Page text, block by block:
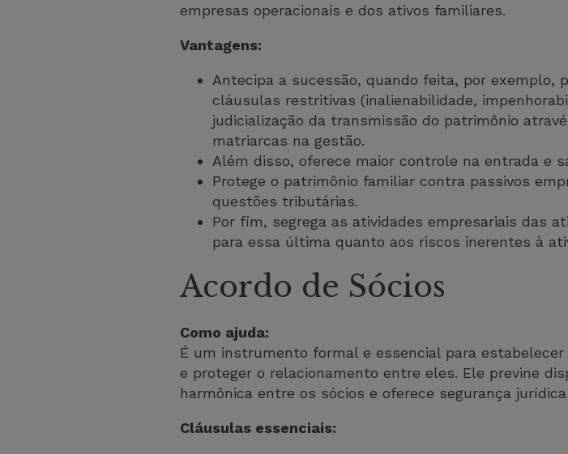
empresas operacionais e dos ativos familiares.
Vantagens:
Antecipa a sucessão, quando feita, por exemplo,
cláusulas restritivas (inalienabilidade,
judicialização da transmissão do patrimônio
matriarcas na gestão.
Além disso, oferece maior controle na entrada e
Protege o patrimônio familiar contra passivos
questões tributárias.
Por fim, segrega as atividades empresariais das
para essa última quanto aos riscos inerentes à
Acordo de Sócios
Como ajuda:
É um instrumento formal e essencial para
e proteger o relacionamento entre eles. Ele previne
harmônica entre os sócios e oferece segurança
Cláusulas essenciais: